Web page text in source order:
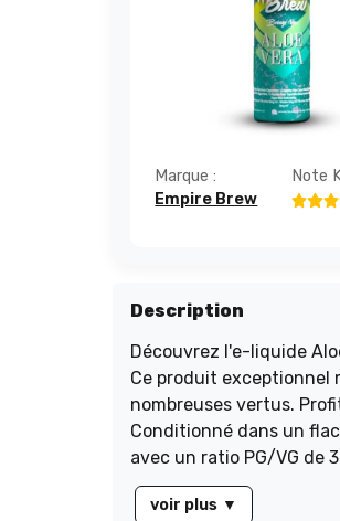
Marque :
Empire Brew
Note
Description
Découvrez l'e-liquide
Ce produit exceptionnel
nombreuses vertus.
Conditionné dans un
avec un ratio PG/VG de
vape quotidiennes
voir plus ▼